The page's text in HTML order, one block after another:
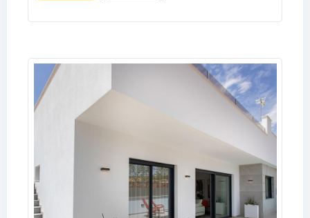
Don't have an account? Sign Up